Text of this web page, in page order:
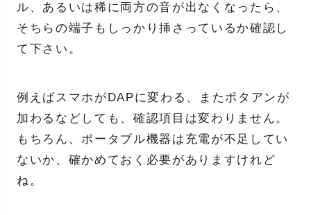
ル、あるいは稀に両方の音が出なくなったら、
そちらの端子もしっかり挿さっているか確認し
て下さい。
例えばスマホがDAPに変わる、またポタアンが
加わるなどしても、確認項目は変わりません。
もちろん、ポータブル機器は充電が不足してい
ないか、確かめておく必要がありますけれど
ね。